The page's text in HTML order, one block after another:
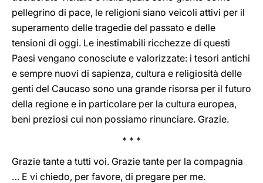
pellegrino di pace, le religioni siano veicoli attivi per il
superamento delle tragedie del passato e delle
tensioni di oggi. Le inestimabili ricchezze di questi
Paesi vengano conosciute e valorizzate: i tesori antichi
e sempre nuovi di sapienza, cultura e religiosità delle
genti del Caucaso sono una grande risorsa per il futuro
della regione e in particolare per la cultura europea,
beni preziosi cui non possiamo rinunciare. Grazie.
* * *
Grazie tante a tutti voi. Grazie tante per la compagnia
… E vi chiedo, per favore, di pregare per me.